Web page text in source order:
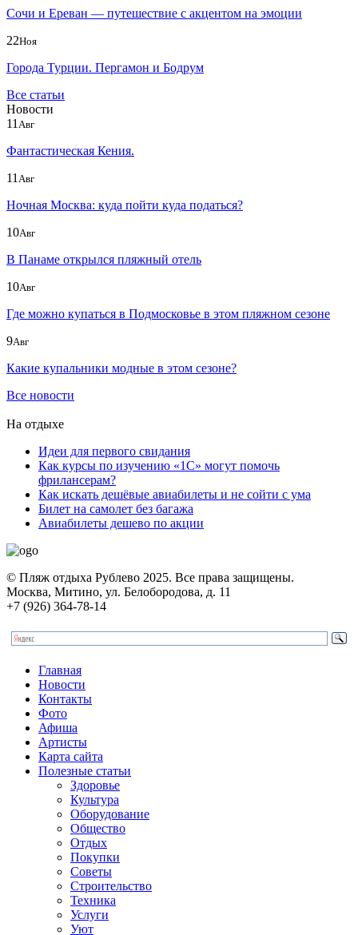
Сочи и Ереван — путешествие с акцентом на эмоции
22Ноя
Города Турции. Пергамон и Бодрум
Все статьи
Новости
11 Авг
Фантастическая Кения.
11 Авг
Ночная Москва: куда пойти куда податься?
10Авг
В Панаме открылся пляжный отель
10Авг
Где можно купаться в Подмосковье в этом пляжном сезоне
9Авг
Какие купальники модные в этом сезоне?
Все новости
На отдыхе
Идеи для первого свидания
Как курсы по изучению «1С» могут помочь
фрилансерам?
Как искать дешёвые авиабилеты и не сойти с ума
Билет на самолет без багажа
Авиабилеты дешево по акции
© Пляж отдыха Рублево 2025. Все права защищены.
Москва, Митино, ул. Белобородова, д. 11
+7 (926) 364-78-14
Главная
Новости
Контакты
Фото
Афиша
Артисты
Карта сайта
Полезные статьи
Здоровье
Культура
Оборудование
Общество
Отдых
Покупки
Советы
Строительство
Техника
Услуги
Уют